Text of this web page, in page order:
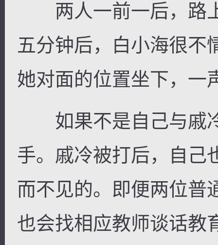
两人一前一后，路
五分钟后，白小海很不
她对面的位置坐下，一
如果不是自己与戚
手。戚冷被打后，自己
而不见的。即便两位普
也会找相应教师谈话教